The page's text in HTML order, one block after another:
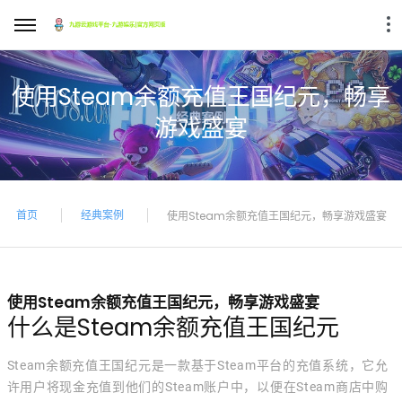
使用Steam余额充值王国纪元，畅享
游戏盛宴
首页 经典案例 使用Steam余额充值王国纪元，畅享游戏盛宴
使用Steam余额充值王国纪元，畅享游戏盛宴
什么是Steam余额充值王国纪元
Steam余额充值王国纪元是一款基于Steam平台的充值系统，它允
许用户将现金充值到他们的Steam账户中，以便在Steam商店中购